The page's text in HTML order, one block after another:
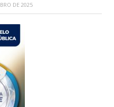
DE 2025